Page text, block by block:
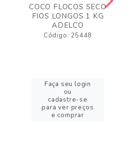
COCO FLOCOS SECO
FIOS LONGOS 1 KG
ADELCO
Código: 25448
Faça seu login
ou
cadastre-se
para ver preços
e comprar